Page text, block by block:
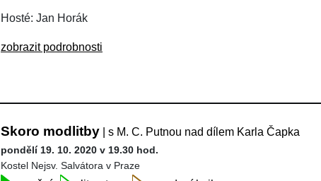
Hosté: Jan Horák
zobrazit podrobnosti
Skoro modlitby | s M. C. Putnou nad dílem Karla Čapka
pondělí 19. 10. 2020 v 19.30 hod.
Kostel Nejsv. Salvátora v Praze